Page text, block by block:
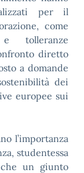
per il
come
tolleranze
diretto
a domande
dei
europee sui
l’importanza
studentessa
un giunto